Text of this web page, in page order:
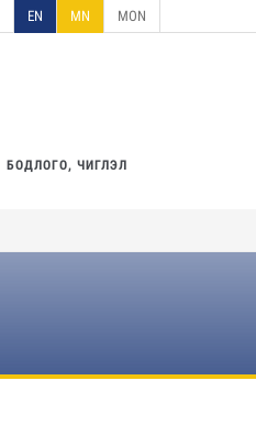
EN MN
MON
БОДЛОГО, ЧИГЛЭЛ